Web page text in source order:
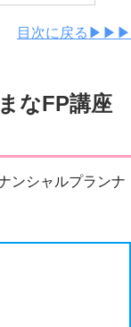
目次に戻る▶︎▶︎▶︎
なFP講座
ンシャルプランナ